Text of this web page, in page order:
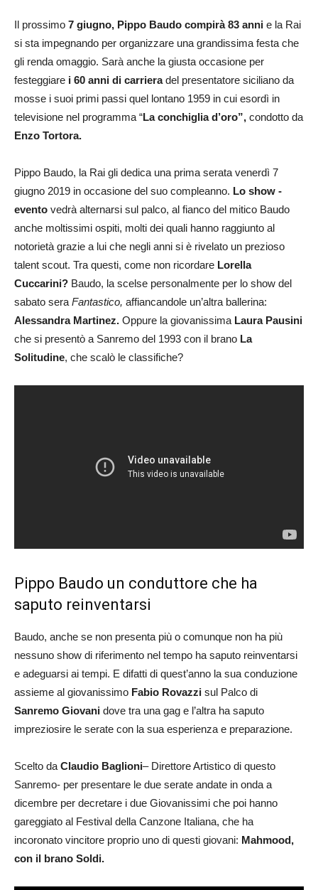
Il prossimo 7 giugno, Pippo Baudo compirà 83 anni e la Rai
si sta impegnando per organizzare una grandissima festa che
gli renda omaggio. Sarà anche la giusta occasione per
festeggiare i 60 anni di carrieradel presentatore siciliano da
mosse i suoi primi passi quel lontano 1959 in cui esordì in
televisione nel programma “La conchiglia d’oro”, condotto da
Enzo Tortora.
Pippo Baudo, la Rai gli dedica una prima serata venerdì 7
giugno 2019 in occasione del suo compleanno. Lo show -
evento vedrà alternarsi sul palco, al fianco del mitico Baudo
anche moltissimi ospiti, molti dei quali hanno raggiunto al
notorietà grazie a lui che negli anni si è rivelato un prezioso
talent scout. Tra questi, come non ricordare Lorella
Cuccarini? Baudo, la scelse personalmente per lo show del
sabato sera Fantastico, affiancandole un’altra ballerina:
Alessandra Martinez. Oppure la giovanissima Laura Pausini
che si presentò a Sanremo del 1993 con il brano La
Solitudine, che scalò le classifiche?
Pippo Baudo un conduttore che ha
saputo reinventarsi
Baudo, anche se non presenta più o comunque non ha più
nessuno show di riferimento nel tempo ha saputo reinventarsi
e adeguarsi ai tempi. E difatti di quest’anno la sua conduzione
assieme al giovanissimo Fabio Rovazzi sul Palco di
Sanremo Giovani dove tra una gag e l’altra ha saputo
impreziosire le serate con la sua esperienza e preparazione.
Scelto da Claudio Baglioni– Direttore Artistico di questo
Sanremo- per presentare le due serate andate in onda a
dicembre per decretare i due Giovanissimi che poi hanno
gareggiato al Festival della Canzone Italiana, che ha
incoronato vincitore proprio uno di questi giovani: Mahmood,
con il brano Soldi.